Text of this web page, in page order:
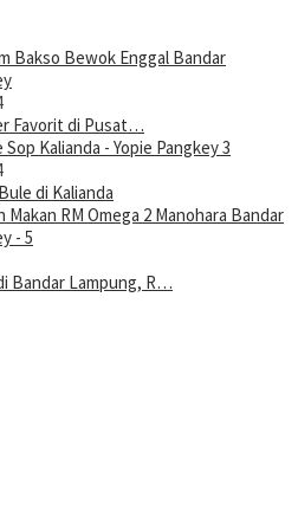
Favorit di Pusat…
di Kalianda
Bandar Lampung, R…